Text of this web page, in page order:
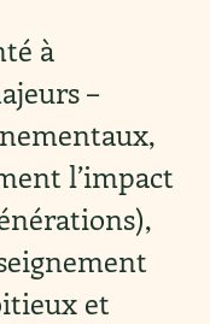
à
–
l’impact
et